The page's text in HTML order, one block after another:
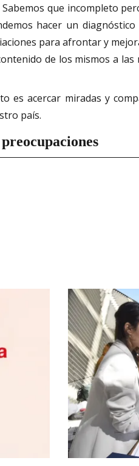
que incompleto
hacer un
para afrontar y
de los mismos a las
es acercar miradas y
país.